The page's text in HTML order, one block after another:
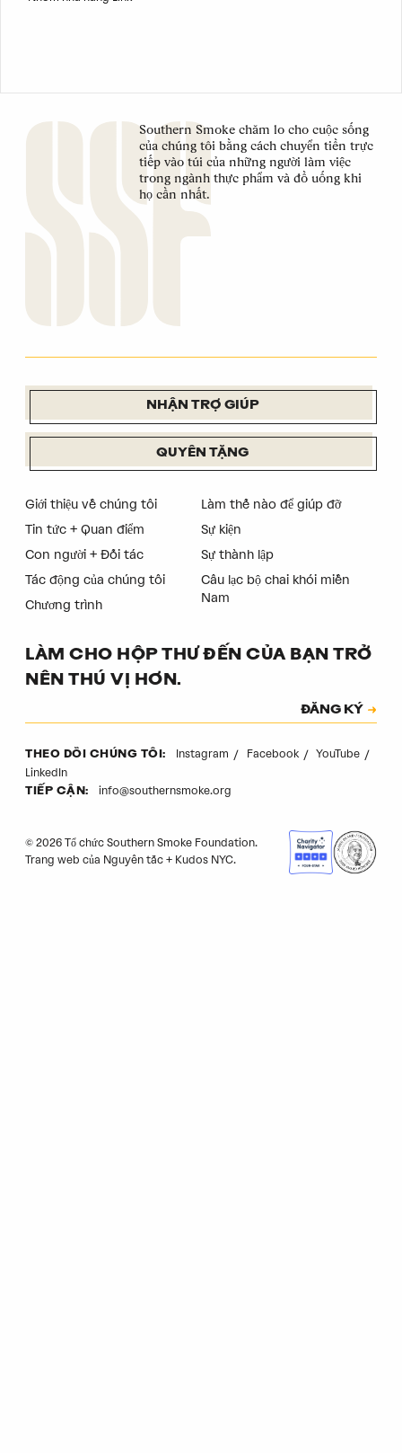
Southern Smoke chăm lo cho cuộc sống
của chúng tôi bằng cách chuyển tiền trực
tiếp vào túi của những người làm việc
trong ngành thực phẩm và đồ uống khi
họ cần nhất.
NHẬN TRỢ GIÚP
QUYÊN TẶNG
Giới thiệu về chúng tôi
Tin tức + Quan điểm
Con người + Đối tác
Tác động của chúng tôi
Chương trình
Làm thế nào để giúp đỡ
Sự kiện
Sự thành lập
Câu lạc bộ chai khói miền
Nam
LÀM CHO HỘP THƯ ĐẾN CỦA BẠN TRỞ
NÊN THÚ VỊ HƠN.
Mã xác thực
ĐĂNG KÝ
THEO DÕI CHÚNG TÔI: Instagram Facebook
YouTube
LinkedIn
TIẾP CẬN: info@southernsmoke.org
© 2026 Tổ chức Southern Smoke Foundation.
Trang web của Nguyên tắc + Kudos NYC.